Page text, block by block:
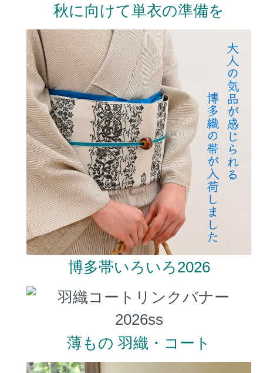
秋に向けて単衣の準備を
博多帯いろいろ2026
薄もの 羽織・コート